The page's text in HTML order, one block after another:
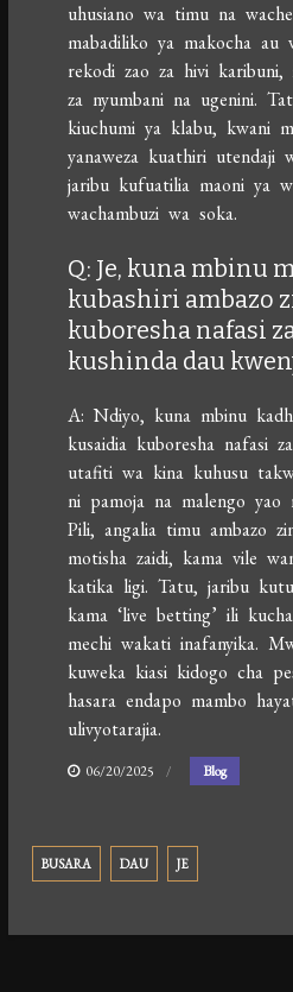
uhusiano wa timu na
mabadiliko ya makocha au
rekodi zao za hivi karibuni,
za nyumbani na ugenini.
kiuchumi ya klabu, kwani
yanaweza kuathiri utendaji
jaribu kufuatilia maoni ya
wachambuzi wa soka.
Q: Je, kuna mbinu
kubashiri ambazo
kuboresha nafasi
kushinda dau
A: Ndiyo, kuna mbinu
kusaidia kuboresha nafasi
utafiti wa kina kuhusu
ni pamoja na malengo yao
Pili, angalia timu ambazo
motisha zaidi, kama vile
katika ligi. Tatu, jaribu
kama ‘live betting’ ili
mechi wakati inafanyika.
kuweka kiasi kidogo cha
hasara endapo mambo
ulivyotarajia.
06/20/2025 Blog
BUSARA DAU JE